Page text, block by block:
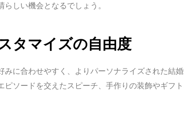
しい機会となるでしょう。
タマイズの自由度
に合わせやすく、よりパーソナライズされた結
ソードを交えたスピーチ、手作りの装飾やギフ